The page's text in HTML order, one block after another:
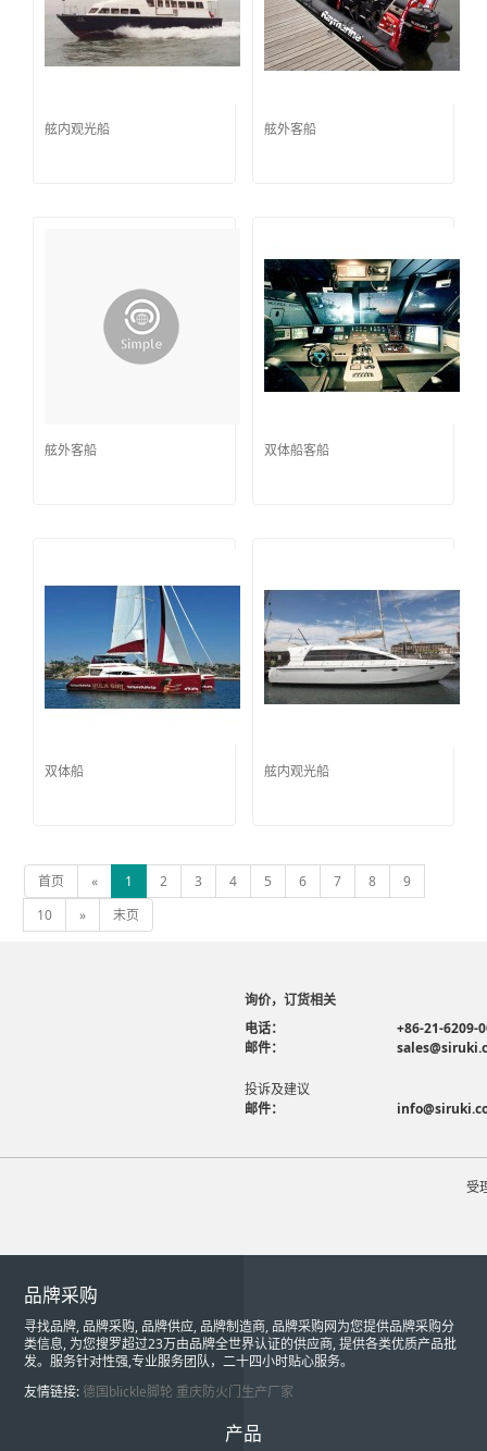
舷内观光船 舷外客船
舷外客船 双体船客船
双体船 舷内观光船
首页 « 1 2 3 4 5 6 7 8
9
10
» 末页
询价，订货相关
电话：
+86-21-6209-
邮件：
投诉及建议
邮件：
受
品牌采购
寻找品牌, 品牌采购, 品牌供应, 品牌制造商, 品牌采购网为您提供品牌采购分
类信息, 为您搜罗超过23万由品牌全世界认证的供应商, 提供各类优质产品批
发。服务针对性强,专业服务团队，二十四小时贴心服务。
友情链接:德国blickle脚轮 重庆防火门生产厂家
产品